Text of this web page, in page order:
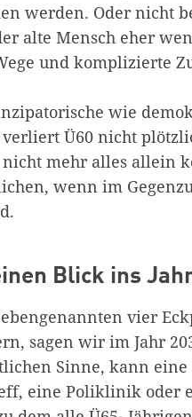
werden. Oder nicht
alte Mensch eher
und komplizierte
wie
Ü60 nicht
mehr alles allein
wenn im
Blick ins
vier
sagen wir im Jahr
Sinne, kann
eine Poliklinik oder